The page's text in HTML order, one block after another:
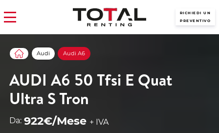
RICHIEDI UN
PREVENTIVO
Audi Audi A6
AUDI A6 50 Tfsi E Quat
Ultra S Tron
Da: 922€/Mese + IVA